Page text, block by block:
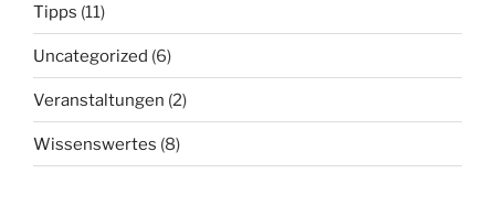
Tipps (11)
Uncategorized (6)
Veranstaltungen (2)
Wissenswertes (8)